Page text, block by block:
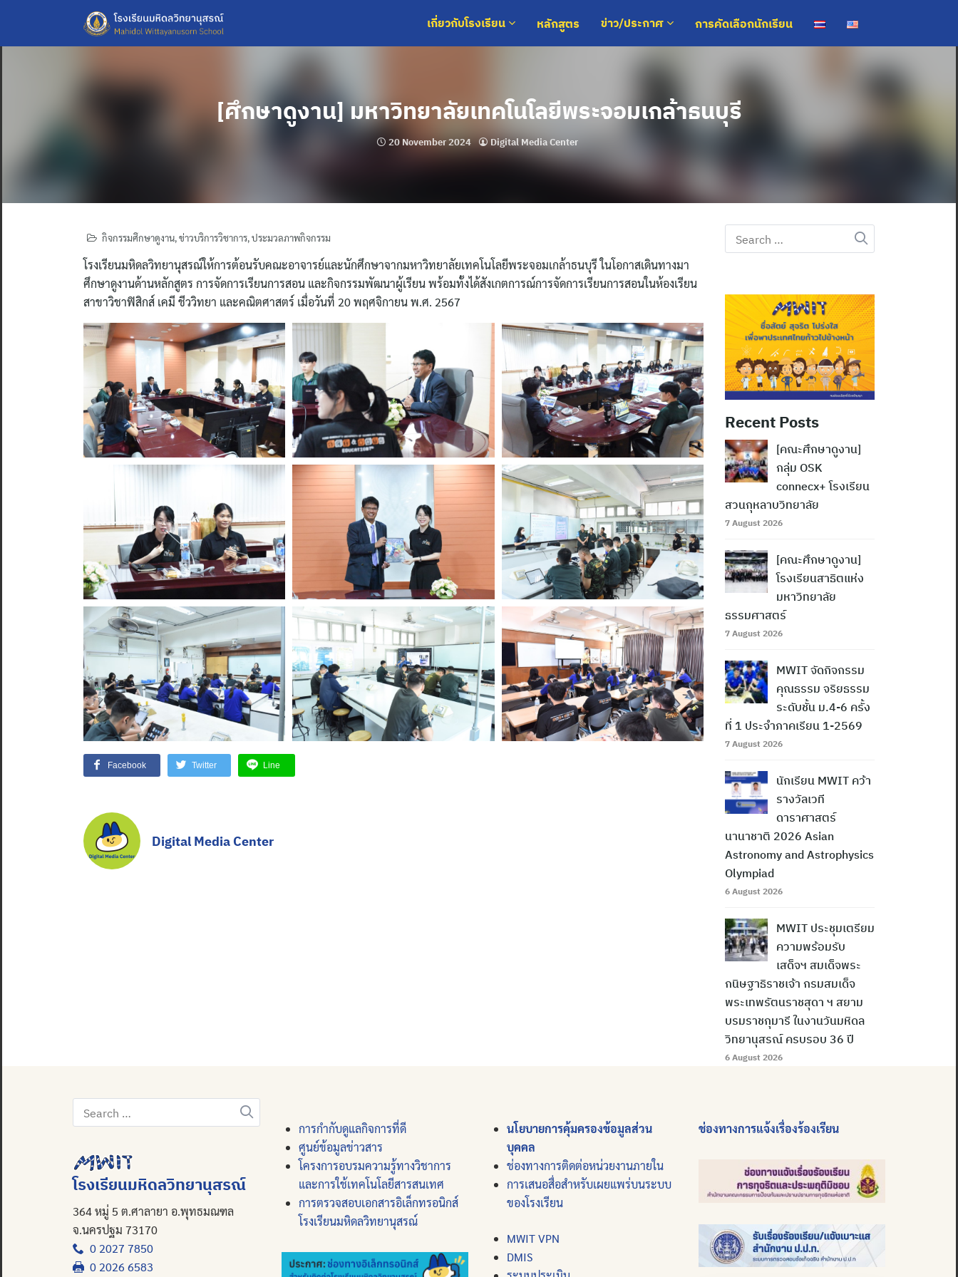
content
เกี่ยวกับโรงเรียน หลักสูตร ข่าว/ประกาศ การคัดเลือกนักเรียน
[ศึกษาดูงาน] มหาวิทยาลัยเทคโนโลยีพระจอมเกล้าธนบุรี
20 November 2024 Digital Media Center
กิจกรรมศึกษาดูงาน,ข่าวบริการวิชาการ,ประมวลภาพกิจกรรม
โรงเรียนมหิดลวิทยานุสรณ์ให้การต้อนรับคณะอาจารย์และนักศึกษาจากมหาวิทยาลัยเทคโนโลยีพระจอมเกล้าธนบุรี ในโอกาสเดินทางมา
ศึกษาดูงานด้านหลักสูตร การจัดการเรียนการสอน และกิจกรรมพัฒนาผู้เรียน พร้อมทั้งได้สังเกตการณ์การจัดการเรียนการสอนในห้องเรียน
สาขาวิชาฟิสิกส์ เคมี ชีววิทยา และคณิตศาสตร์ เมื่อวันที่ 20 พฤศจิกายน พ.ศ. 2567
Facebook Twitter Line
Digital Media Center
Search
for:
Recent Posts
[คณะศึกษาดูงาน]
กลุ่ม OSK
connecx+ โรงเรียน
สวนกุหลาบวิทยาลัย
7 August 2026
[คณะศึกษาดูงาน]
โรงเรียนสาธิตแห่ง
มหาวิทยาลัย
ธรรมศาสตร์
7 August 2026
MWIT จัดกิจกรรม
คุณธรรม จริยธรรม
ระดับชั้น ม.4-6 ครั้ง
ที่ 1 ประจำภาคเรียน 1-2569
7 August 2026
นักเรียน MWIT คว้า
รางวัลเวที
ดาราศาสตร์
นานาชาติ 2026 Asian
Astronomy and Astrophysics
Olympiad
6 August 2026
MWIT ประชุมเตรียม
ความพร้อมรับ
เสด็จฯ สมเด็จพระ
กนิษฐาธิราชเจ้า กรมสมเด็จ
พระเทพรัตนราชสุดา ฯ สยาม
บรมราชกุมารี ในงานวันมหิดล
วิทยานุสรณ์ ครบรอบ 36 ปี
6 August 2026
Search
for:
โรงเรียนมหิดลวิทยานุสรณ์
364 หมู่ 5 ต.ศาลายา อ.พุทธมณฑล
จ.นครปฐม 73170
0 2027 7850
0 2026 6583
การกำกับดูแลกิจการที่ดี
ศูนย์ข้อมูลข่าวสาร
โครงการอบรมความรู้ทางวิชาการ
และการใช้เทคโนโลยีสารสนเทศ
การตรวจสอบเอกสารอิเล็กทรอนิกส์
โรงเรียนมหิดลวิทยานุสรณ์
นโยบายการคุ้มครองข้อมูลส่วน
บุคคล
ช่องทางการติดต่อหน่วยงานภายใน
การเสนอสื่อสำหรับเผยแพร่บนระบบ
ของโรงเรียน
MWIT VPN
DMIS
ช่องทางการแจ้งเรื่องร้องเรียน